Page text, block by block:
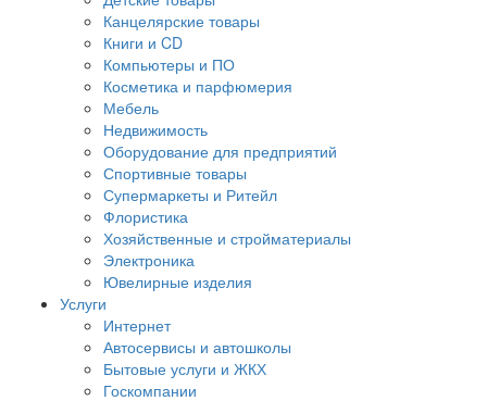
Канцелярские товары
Книги и CD
Компьютеры и ПО
Косметика и парфюмерия
Мебель
Недвижимость
Оборудование для предприятий
Спортивные товары
Супермаркеты и Ритейл
Флористика
Хозяйственные и стройматериалы
Электроника
Ювелирные изделия
Услуги
Интернет
Автосервисы и автошколы
Бытовые услуги и ЖКХ
Госкомпании